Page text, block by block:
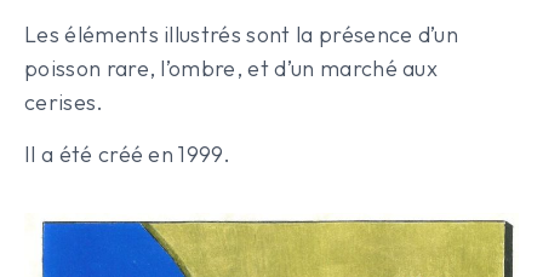
Les éléments illustrés sont la présence d’un
poisson rare, l’ombre, et d’un marché aux
cerises.
Il a été créé en 1999.